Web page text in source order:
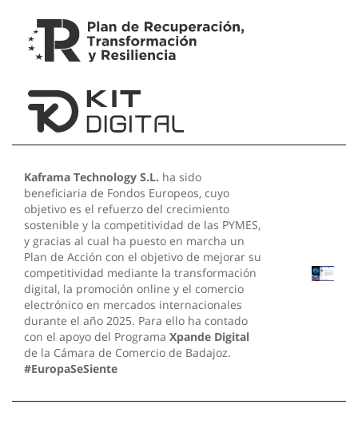
Kaframa Technology S.L. ha sido
beneficiaria de Fondos Europeos, cuyo
objetivo es el refuerzo del crecimiento
sostenible y la competitividad de las PYMES,
y gracias al cual ha puesto en marcha un
Plan de Acción con el objetivo de mejorar su
competitividad mediante la transformación
digital, la promoción online y el comercio
electrónico en mercados internacionales
durante el año 2025. Para ello ha contado
con el apoyo del Programa Xpande Digital
de la Cámara de Comercio de Badajoz.
#EuropaSeSiente